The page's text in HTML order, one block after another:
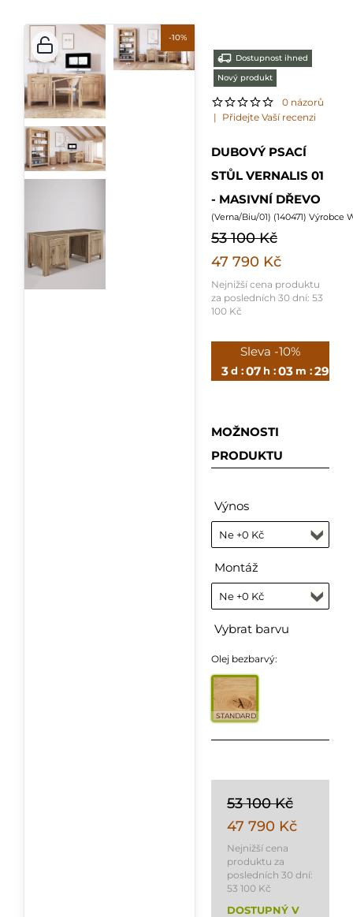
-10%
Dostupnost ihned
Nový produkt
0 názorů
| Přidejte Vaší recenzi
DUBOVÝ PSACÍ
STŮL VERNALIS 01
- MASIVNÍ DŘEVO
(Verna/Biu/01) (140471) Výrobce
53 100 Kč
47 790 Kč
Nejnižší cena produktu
za posledních 30 dní: 53
100 Kč
Sleva -10%
3d :07 h :03 m :28
MOŽNOSTI
PRODUKTU
Výnos
Montáž
Vybrat barvu
Olej bezbarvý:
STANDARD
53 100 Kč
47 790 Kč
Nejnižší cena
produktu za
posledních 30 dní:
53 100 Kč
DOSTUPNÝ V